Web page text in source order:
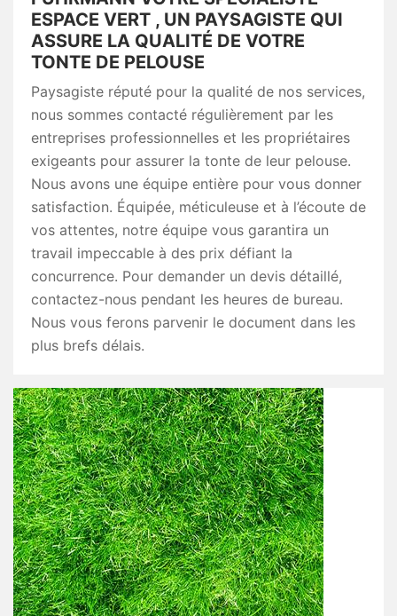
ESPACE VERT , UN PAYSAGISTE QUI
ASSURE LA QUALITÉ DE VOTRE
TONTE DE PELOUSE
Paysagiste réputé pour la qualité de nos services,
nous sommes contacté régulièrement par les
entreprises professionnelles et les propriétaires
exigeants pour assurer la tonte de leur pelouse.
Nous avons une équipe entière pour vous donner
satisfaction. Équipée, méticuleuse et à l’écoute de
vos attentes, notre équipe vous garantira un
travail impeccable à des prix défiant la
concurrence. Pour demander un devis détaillé,
contactez-nous pendant les heures de bureau.
Nous vous ferons parvenir le document dans les
plus brefs délais.